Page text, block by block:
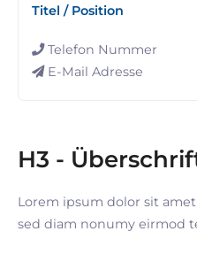
Titel / Position
Telefon Nummer
E-Mail Adresse
H3 -
Lorem ipsum dolor sit
sed diam nonumy eirmod